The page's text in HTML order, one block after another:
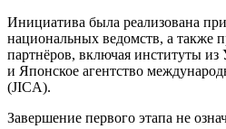
Инициатива была реализована
национальных ведомств, а также
партнёров, включая институты из
и Японское агентство
(JICA).
Завершение первого этапа не